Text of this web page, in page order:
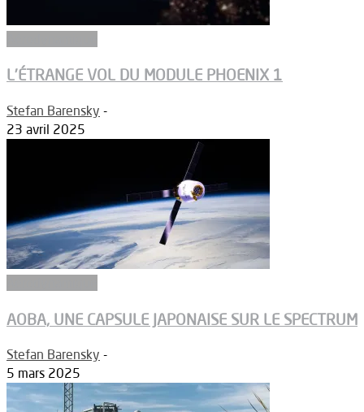
L’ÉTRANGE VOL DU MODULE PHOENIX 1
Stefan Barensky -
23 avril 2025
AOBA, UNE CAPSULE JAPONAISE SUR LE SPECTRUM
Stefan Barensky -
5 mars 2025